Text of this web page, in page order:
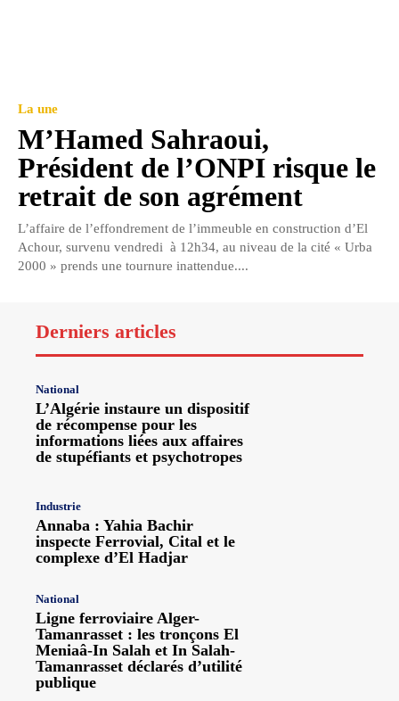
La une
M’Hamed Sahraoui,
Président de l’ONPI risque le
retrait de son agrément
L’affaire de l’effondrement de l’immeuble en construction d’El
Achour, survenu vendredi à 12h34, au niveau de la cité « Urba
2000 » prends une tournure inattendue....
Derniers articles
National
L’Algérie instaure un dispositif
de récompense pour les
informations liées aux affaires
de stupéfiants et psychotropes
Industrie
Annaba : Yahia Bachir
inspecte Ferrovial, Cital et le
complexe d’El Hadjar
National
Ligne ferroviaire Alger-
Tamanrasset : les tronçons El
Meniaâ-In Salah et In Salah-
Tamanrasset déclarés d’utilité
publique